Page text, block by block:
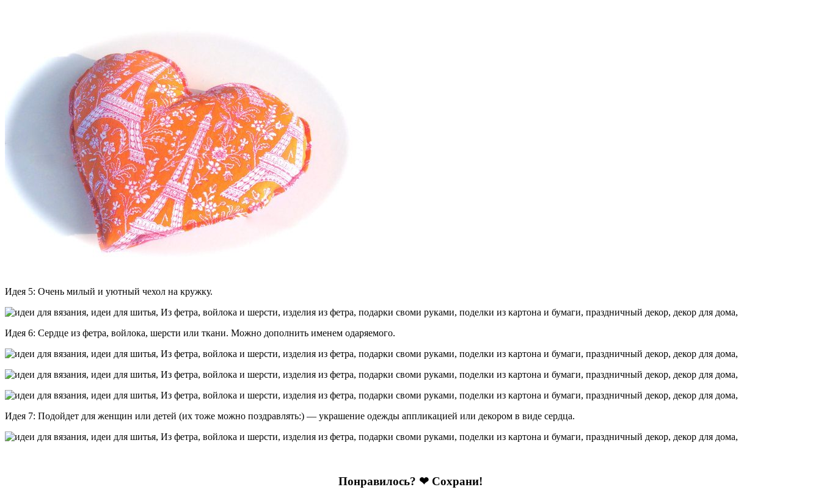
Идея 5: Очень милый и уютный чехол на кружку.
Идея 6: Сердце из фетра, войлока, шерсти или ткани. Можно дополнить именем одаряемого.
Идея 7: Подойдет для женщин или детей (их тоже можно поздравлять:) — украшение одежды аппликацией или декором в виде сердца.
Понравилось? ❤ Сохрани!